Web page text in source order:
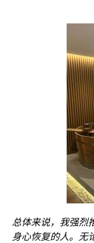
总体来说，我强烈
身心恢复的人。无